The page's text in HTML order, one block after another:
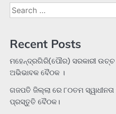
Search
for:
Recent Posts
ମହେନ୍ଦ୍ରଗିରି(ପୌର) ସରକାରୀ
ଅଭିଭାବକ ବୈଠକ ।
ଗଜପତି ଜିଲ୍ଲା ରେ ୮୦ତମ
ପ୍ରସ୍ତୁତି ବୈଠକ।